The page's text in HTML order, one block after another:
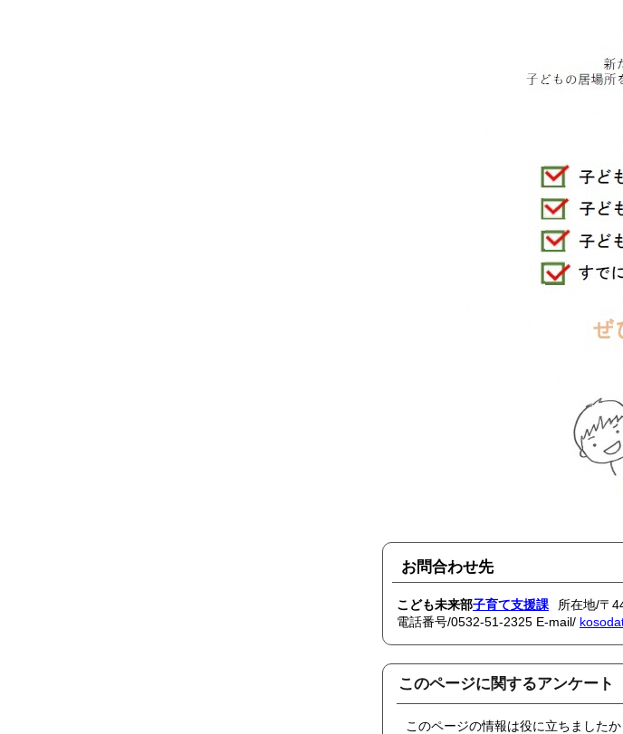
お問合わせ先
こども未来部子育て支援課
所在地/〒
電話番号/0532-51-2325 E-mail/
このページに関するアンケート
このページの情報は役に立ちましたか